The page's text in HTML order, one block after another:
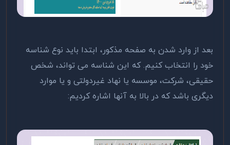
بعد از وارد شدن به صفحه مذکور، ابتدا باید نوع شناسه
خود را انتخاب کنیم. که این شناسه می تواند، شخص
حقیقی، شرکت، موسسه یا نهاد غیردولتی و یا موارد
دیگری باشد که در بالا به آنها اشاره کردیم: